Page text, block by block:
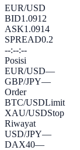
EUR/USD
BID1.0912
ASK1.0914
SPREAD0.2
--:--:--
Posisi
EUR/USD—
GBP/JPY—
Order
BTC/USDLimit
XAU/USDStop
Riwayat
USD/JPY—
DAX40—